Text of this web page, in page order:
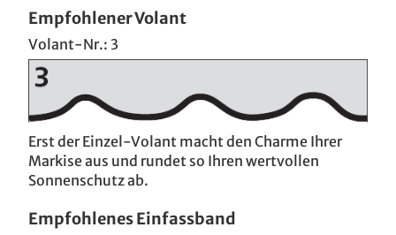
Empfohlener Volant
Volant-Nr.: 3
Erst der Einzel-Volant macht den Charme Ihrer
Markise aus und rundet so Ihren wertvollen
Sonnenschutz ab.
Empfohlenes Einfassband